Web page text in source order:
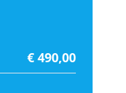
€ 490,00